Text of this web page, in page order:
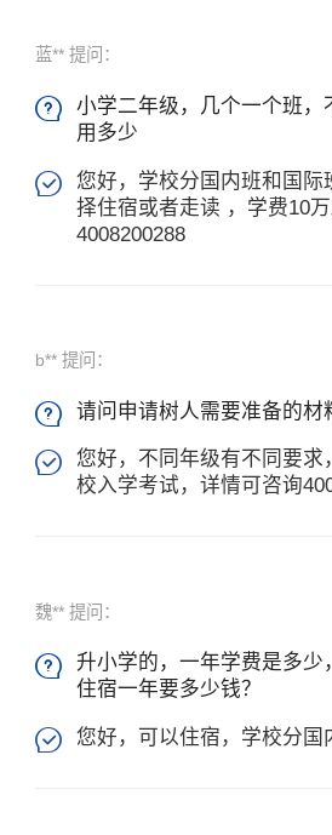
蓝** 提问：

小学二年级，几个一个班，
用多少

您好，学校分国内班和国际
择住宿或者走读 ，学费10
4008200288
b** 提问：
 请问申请树人需要准备的材

您好，不同年级有不同要求
校入学考试，详情可咨询
魏** 提问：

升小学的，一年学费是多少
住宿一年要多少钱？
 您好，可以住宿，学校分国